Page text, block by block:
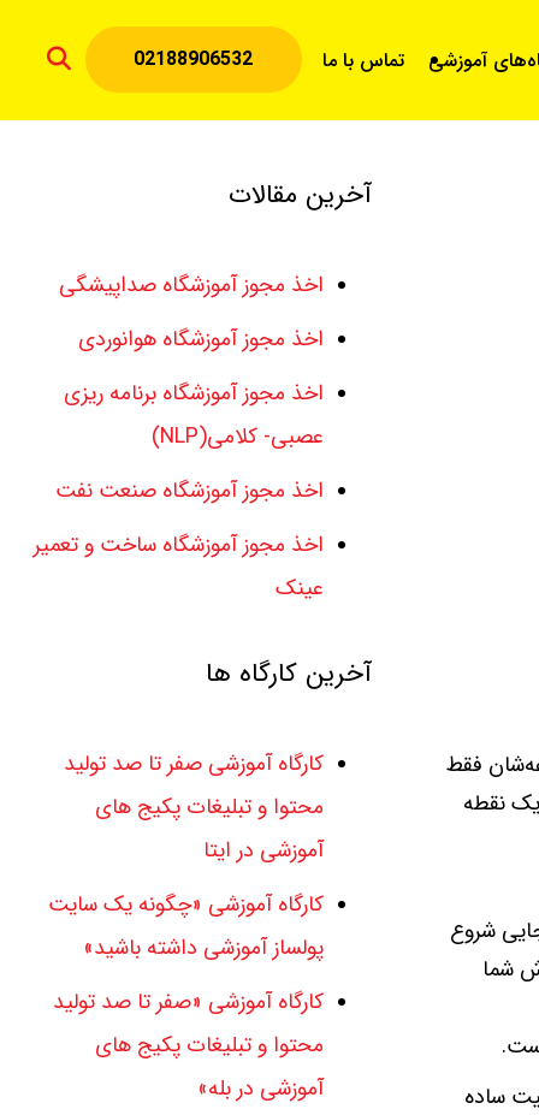
آموزشی تماس با ما 02188906532
فقط
نقطه
شروع
شما
ساده
آخرین مقالات
اخذ مجوز آموزشگاه صداپیشگی
اخذ مجوز آموزشگاه هوانوردی
اخذ مجوز آموزشگاه برنامه ریزی
عصبی- کلامی(NLP)
اخذ مجوز آموزشگاه صنعت نفت
اخذ مجوز آموزشگاه ساخت و تعمیر
عینک
آخرین کارگاه ها
کارگاه آموزشی صفر تا صد تولید
محتوا و تبلیغات پکیج های
آموزشی در ایتا
کارگاه آموزشی «چگونه یک سایت
پولساز آموزشی داشته باشید»
کارگاه آموزشی «صفر تا صد تولید
محتوا و تبلیغات پکیج های
آموزشی در بله»